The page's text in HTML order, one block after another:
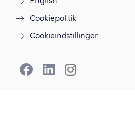
Cookiepolitik
Cookieindstillinger